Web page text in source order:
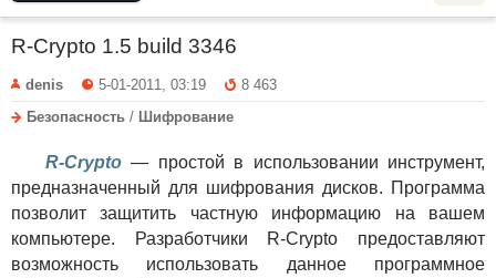
R-Crypto 1.5 build 3346
denis 5-01-2011, 03:19
8 463
Безопасность / Шифрование
R-Crypto— простой в использовании инструмент,
предназначенный для шифрования дисков. Программа
позволит защитить частную информацию на вашем
компьютере. Разработчики R-Crypto предоставляют
возможность использовать данное программное